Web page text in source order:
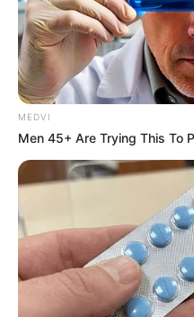
How Does "Darkest
One Knew?
BRAINBERRIES
MEDVI
Men 45+ Are Trying This To